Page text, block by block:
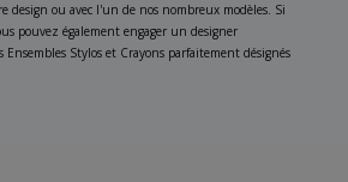
design ou avec l'un de nos nombreux modèles. Si
pouvez également engager un designer
Ensembles Stylos et Crayons parfaitement désignés